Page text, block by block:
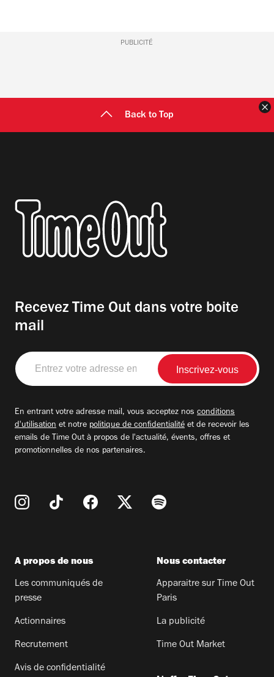
PUBLICITÉ
Back to Top
Recevez Time Out dans votre boite
mail
Entrez
votre
adresse
En entrant votre adresse mail, vous acceptez nos conditions
d'utilisation et notre politique de confidentialité et de recevoir les
emails de Time Out à propos de l'actualité, évents, offres et
promotionnelles de nos partenaires.
A propos de nous
Les communiqués de
presse
Actionnaires
Recrutement
Avis de confidentialité
Nous contacter
Apparaitre sur Time Out
Paris
La publicité
Time Out Market